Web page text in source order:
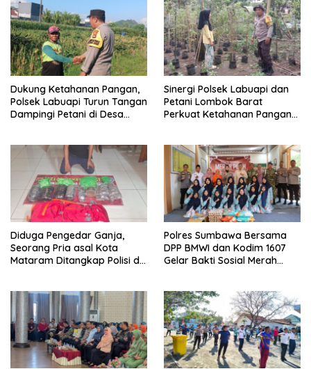
Dukung Ketahanan Pangan,
Polsek Labuapi Turun Tangan
Dampingi Petani di Desa
Sinergi Polsek Labuapi dan
Petani Lombok Barat
Perkuat Ketahanan Pangan
Diduga Pengedar Ganja,
Seorang Pria asal Kota
Mataram Ditangkap Polisi di
Polres Sumbawa Bersama
DPP BMWI dan Kodim 1607
Gelar Bakti Sosial Merah